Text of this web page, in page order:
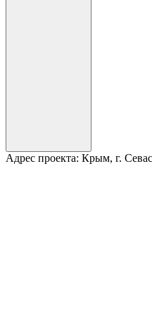
Адрес проекта: Крым, г.